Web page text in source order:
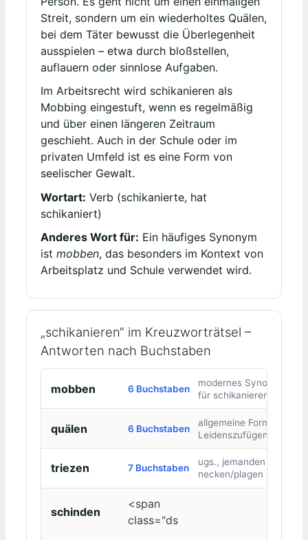
Streit, sondern um ein wiederholtes Quälen,
bei dem Täter bewusst die Überlegenheit
ausspielen – etwa durch bloßstellen,
auflauern oder sinnlose Aufgaben.
Im Arbeitsrecht wird schikanieren als
Mobbing eingestuft, wenn es regelmäßig
und über einen längeren Zeitraum
geschieht. Auch in der Schule oder im
privaten Umfeld ist es eine Form von
seelischer Gewalt.
Wortart: Verb (schikanierte, hat
schikaniert)
Anderes Wort für: Ein häufiges Synonym
ist mobben, das besonders im Kontext von
Arbeitsplatz und Schule verwendet wird.
„schikanieren“ im Kreuzworträtsel –
Antworten nach Buchstaben
mobben 6 Buchstaben
modernes Synonym
für schikanieren
quälen 6 Buchstaben
allgemeine Form des
Leidenszufügens
triezen 7 Buchstaben
ugs., jemanden
necken/plagen
schinden
<span
class="ds